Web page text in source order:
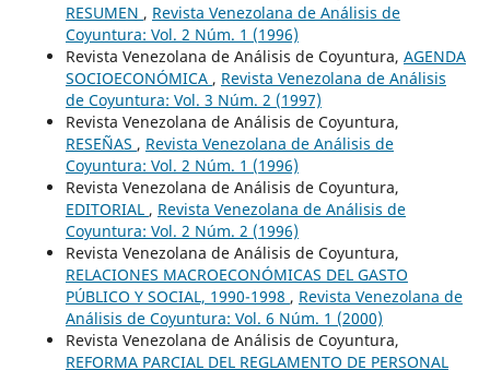
RESUMEN , Revista Venezolana de Análisis de
Coyuntura: Vol. 2 Núm. 1 (1996)
Revista Venezolana de Análisis de Coyuntura, AGENDA
SOCIOECONÓMICA , Revista Venezolana de Análisis
de Coyuntura: Vol. 3 Núm. 2 (1997)
Revista Venezolana de Análisis de Coyuntura,
RESEÑAS , Revista Venezolana de Análisis de
Coyuntura: Vol. 2 Núm. 1 (1996)
Revista Venezolana de Análisis de Coyuntura,
EDITORIAL , Revista Venezolana de Análisis de
Coyuntura: Vol. 2 Núm. 2 (1996)
Revista Venezolana de Análisis de Coyuntura,
RELACIONES MACROECONÓMICAS DEL GASTO
PÚBLICO Y SOCIAL, 1990-1998 , Revista Venezolana de
Análisis de Coyuntura: Vol. 6 Núm. 1 (2000)
Revista Venezolana de Análisis de Coyuntura,
REFORMA PARCIAL DEL REGLAMENTO DE PERSONAL